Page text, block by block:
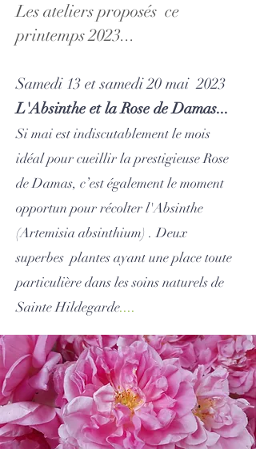
Les ateliers proposés ce
printemps 2023...
Samedi 13 et samedi 20 mai 2023
L'Absinthe et la Rose de Damas...
Si mai est indiscutablement le mois
idéal pour cueillir la prestigieuse Rose
de Damas, c’est également le moment
opportun pour récolter l'Absinthe
(Artemisia absinthium) . Deux
superbes plantes ayant une place toute
particulière dans les soins naturels de
Sainte Hildegarde....